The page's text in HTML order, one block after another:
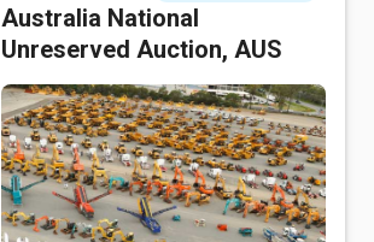
Australia National
Unreserved Auction, AUS